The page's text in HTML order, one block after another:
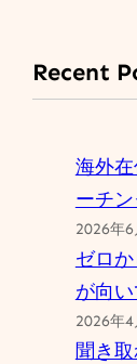
Recent
海外
ーチ
2026年6
ゼロ
が向
2026年4
聞き